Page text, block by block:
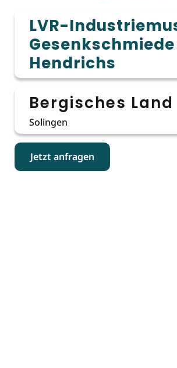
LVR-
Gesenkschmiede
Hendrichs
Bergisches Land
Solingen
Jetzt anfragen